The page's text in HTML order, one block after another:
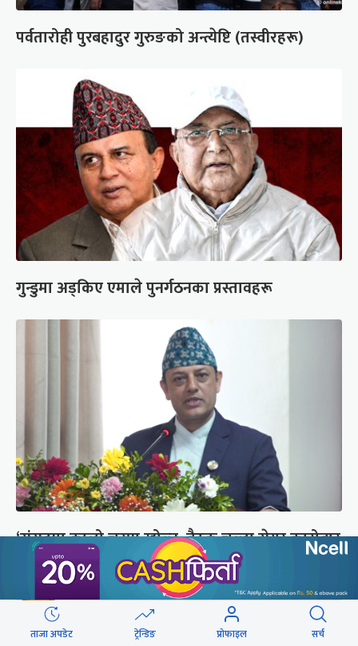
पर्वतारोही पुरबहादुर गुरुङको अन्त्येष्टि (तस्वीरहरू)
गुन्डुमा अड्किए एमाले पुनर्गठनका प्रस्तावहरू
‘संसद्‍मा कालो चस्मा खोल्नू, बैठक चल्दा सेयर कारोबार
नगर्नू’
ताजा अपडेट ट्रेन्डिङ प्रोफाइल सर्च